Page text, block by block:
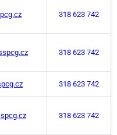
318 623 742
318 623 742
318 623 742
318 623 742